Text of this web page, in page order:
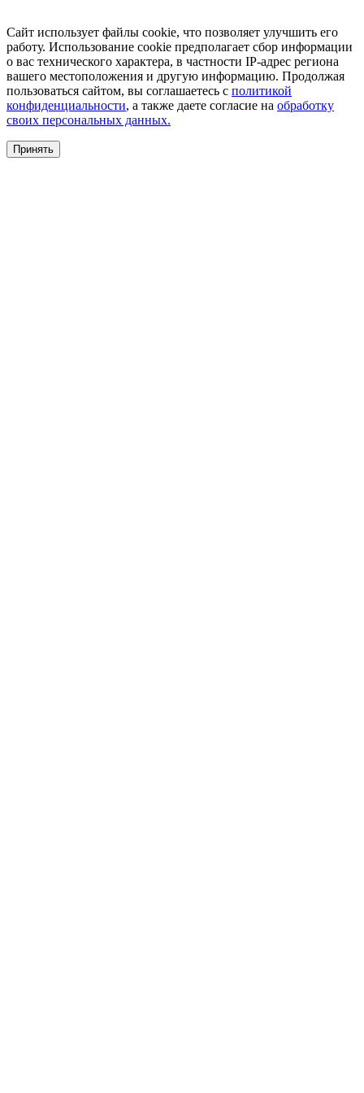
Сайт использует файлы cookie, что позволяет улучшить его
работу. Использование cookie предполагает сбор информации
о вас технического характера, в частности IP-адрес региона
вашего местоположения и другую информацию. Продолжая
пользоваться сайтом, вы соглашаетесь с политикой
конфиденциальности, а также даете согласие на обработку
своих персональных данных.
Принять